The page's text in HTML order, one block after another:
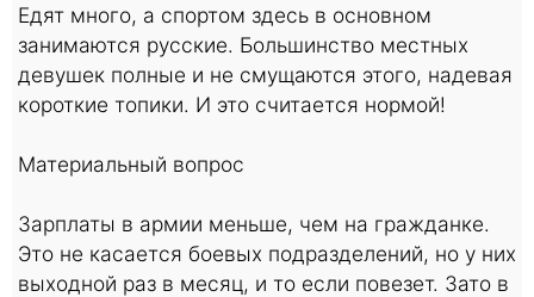
Едят много, а спортом здесь в основном
занимаются русские. Большинство местных
девушек полные и не смущаются этого, надевая
короткие топики. И это считается нормой!
Материальный вопрос
Зарплаты в армии меньше, чем на гражданке.
Это не касается боевых подразделений, но у них
выходной раз в месяц, и то если повезет. Зато в